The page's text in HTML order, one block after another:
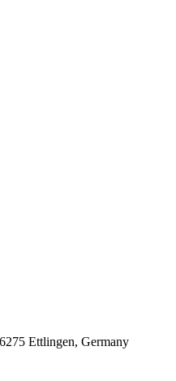
Ettlingen, Germany